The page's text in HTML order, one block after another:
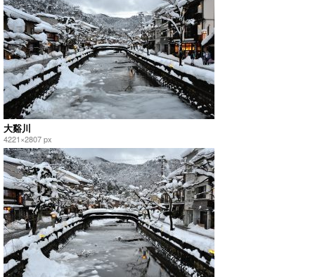
大谿川
4221×2807 px